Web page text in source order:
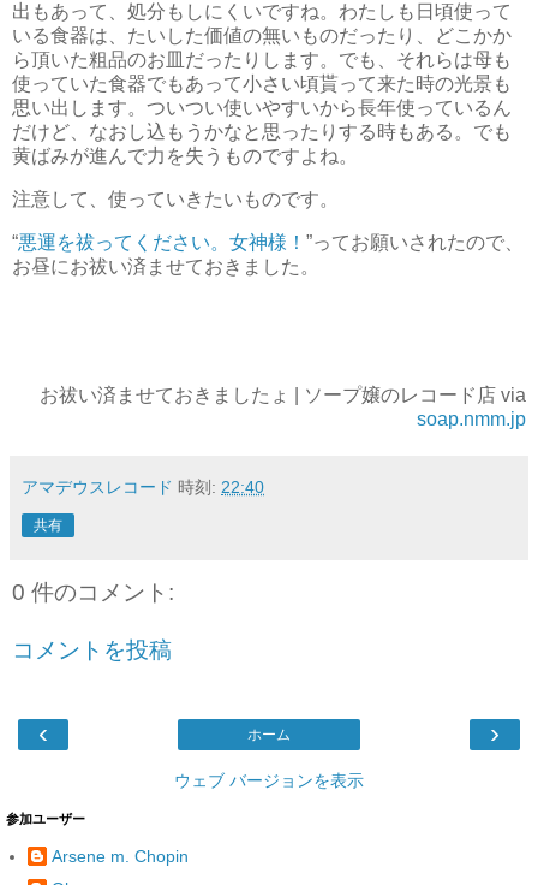
出もあって、処分もしにくいですね。わたしも日頃使って
いる食器は、たいした価値の無いものだったり、どこかか
ら頂いた粗品のお皿だったりします。でも、それらは母も
使っていた食器でもあって小さい頃貰って来た時の光景も
思い出します。ついつい使いやすいから長年使っているん
だけど、なおし込もうかなと思ったりする時もある。でも
黄ばみが進んで力を失うものですよね。
注意して、使っていきたいものです。
“悪運を祓ってください。女神様！ ”ってお願いされたので、
お昼にお祓い済ませておきました。
お祓い済ませておきましたょ | ソープ嬢のレコード店 via
soap.nmm.jp
アマデウスレコード 時刻: 22:40
共有
0 件のコメント:
コメントを投稿
‹ ›
ホーム
ウェブ バージョンを表示
参加ユーザー
Arsene m. Chopin